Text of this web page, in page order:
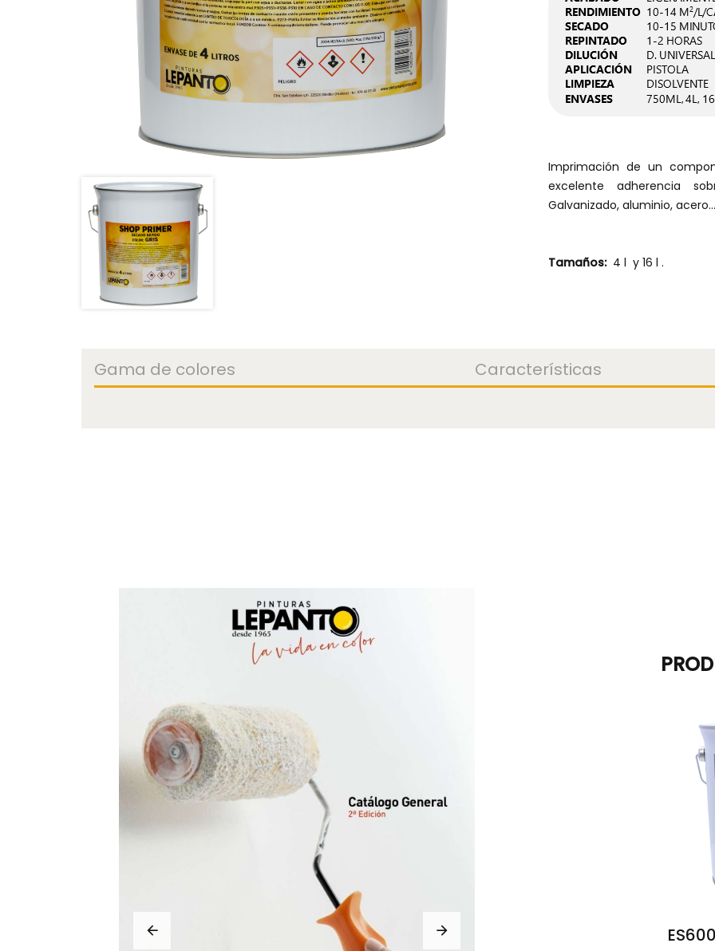
Imprimación de un
excelente adherencia
Galvanizado, aluminio, acero...
Tamaños:4 l y 16 l .
Gama de colores Características